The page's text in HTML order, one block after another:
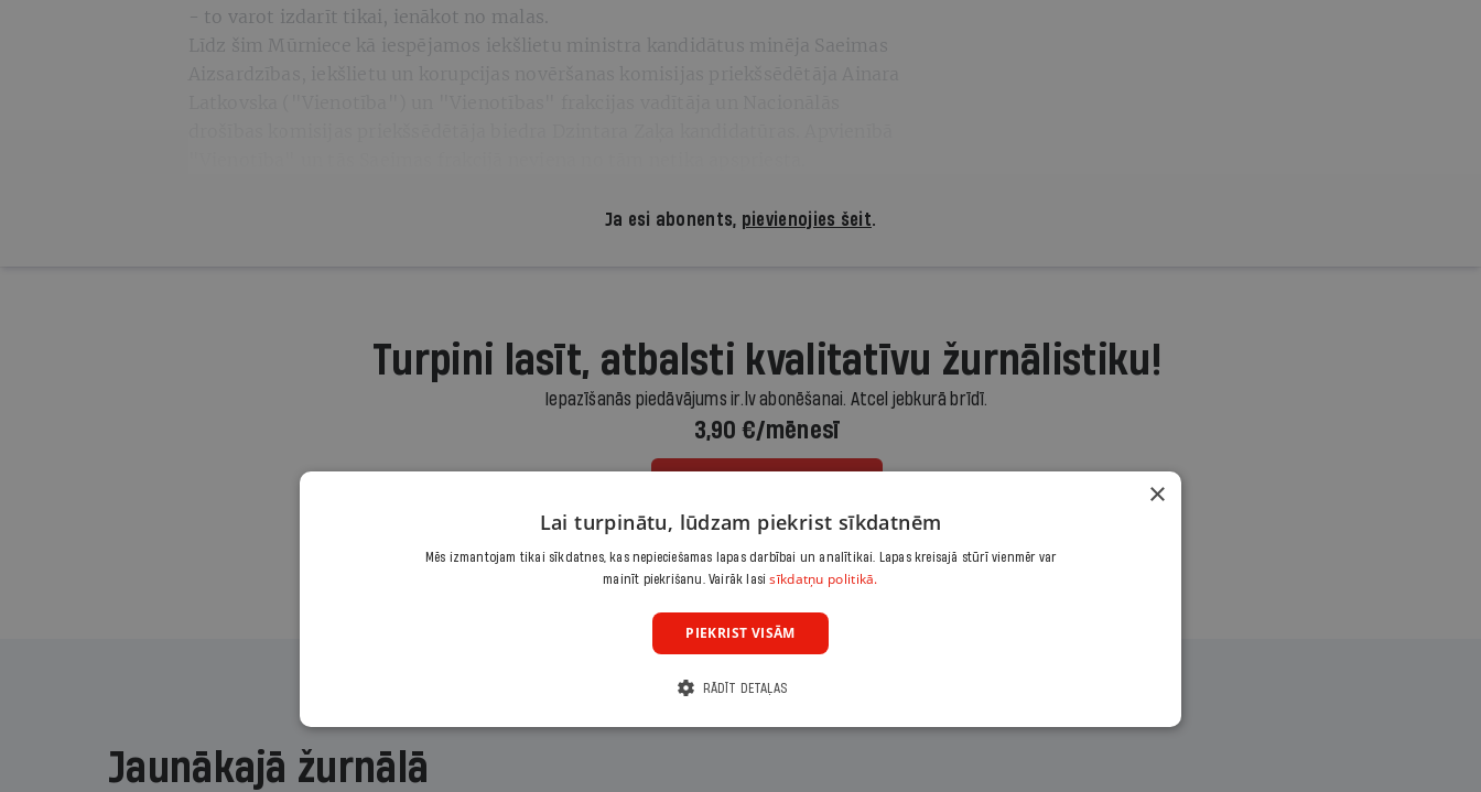
- to varot izdarīt tikai, ienākot no malas.
Līdz šim Mūrniece kā iespējamos iekšlietu ministra kandidātus minēja Saeimas
Ja esi abonents, pievienojies šeit.
Turpini lasīt, atbalsti kvalitatīvu žurnālistiku!
Iepazīšanās piedāvājums ir.lv abonēšanai. Atcel jebkurā brīdī.
3,90 €/mēnesī
Citas abonēšanas iespējas meklē šeit
Jaunākajā žurnālā
×
Lai turpinātu, lūdzam piekrist sīkdatnēm
Mēs izmantojam tikai sīkdatnes, kas nepieciešamas lapas darbībai un analītikai. Lapas kreisajā stūrī vienmēr var
mainīt piekrišanu. Vairāk lasisīkdatņu politikā.
PIEKRIST VISĀM
RĀDĪT DETAĻAS